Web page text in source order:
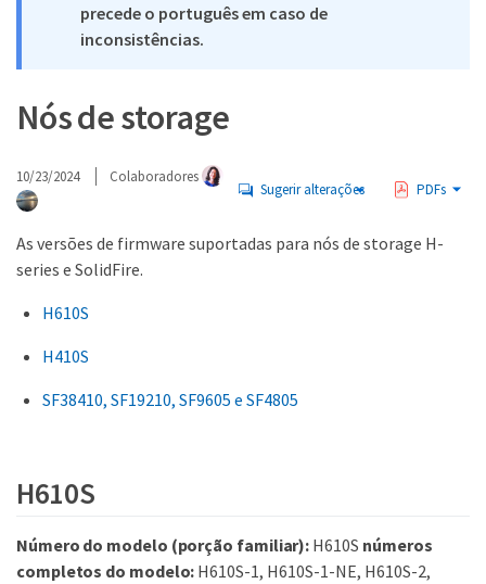
precede o português em caso de
inconsistências.
Nós de storage
10/23/2024 Colaboradores
Sugerir alterações PDFs
As versões de firmware suportadas para nós de storage H-
series e SolidFire.
H610S
H410S
SF38410, SF19210, SF9605 e SF4805
H610S
Número do modelo (porção familiar): H610S números
completos do modelo: H610S-1, H610S-1-NE, H610S-2,